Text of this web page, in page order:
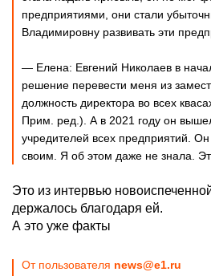
предприятиями, они стали
Владимировну развивать эти
— Елена: Евгений Николаев в
решение перевести меня из
должность директора во всех
Прим. ред.). А в 2021 году он
учредителей всех предприятий.
своим. Я об этом даже не знала.
Это из интервью
держалось благодаря ей.
А это уже факты
От пользователя news@e1.ru